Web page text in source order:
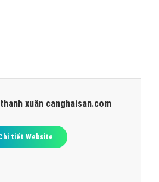
xuân canghaisan.com